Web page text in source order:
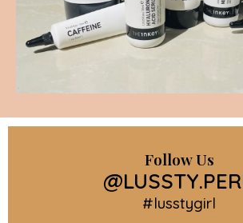
Follow Us
#lusstygirl